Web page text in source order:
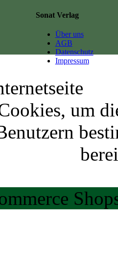
Sonat Verlag
Über uns
AGB
Datenschutz
Impressum
um